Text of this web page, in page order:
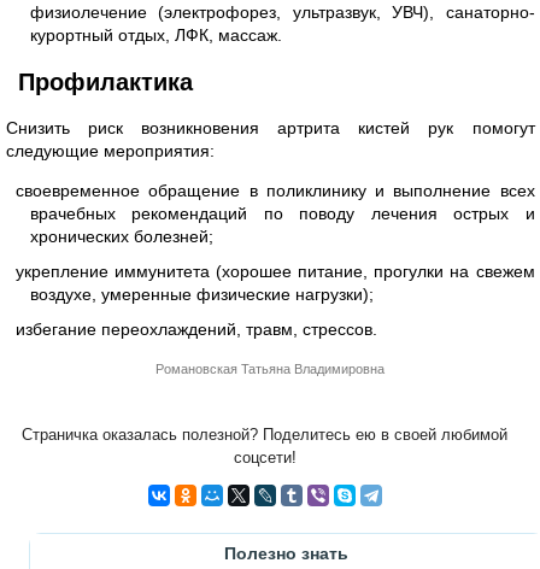
физиолечение (электрофорез, ультразвук, УВЧ), санаторно-
курортный отдых, ЛФК, массаж.
Профилактика
Снизить риск возникновения артрита кистей рук помогут
следующие мероприятия:
своевременное обращение в поликлинику и выполнение всех
врачебных рекомендаций по поводу лечения острых и
хронических болезней;
укрепление иммунитета (хорошее питание, прогулки на свежем
воздухе, умеренные физические нагрузки);
избегание переохлаждений, травм, стрессов.
Романовская Татьяна Владимировна
Страничка оказалась полезной? Поделитесь ею в своей любимой
соцсети!
Полезно знать